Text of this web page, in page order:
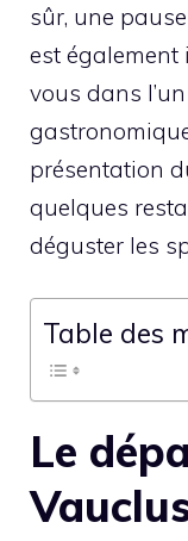
sûr, une
est également
vous dans
présentation
quelques
déguster les
Table des
Le